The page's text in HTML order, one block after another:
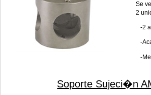
Se
2
-2
-
-
Soporte Sujeci�n